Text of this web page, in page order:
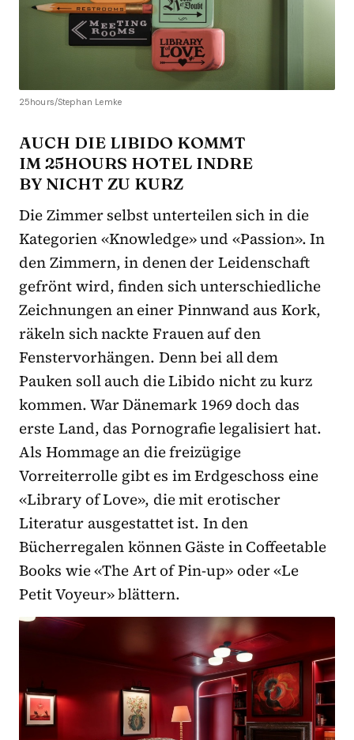
25hours/Stephan Lemke
AUCH DIE LIBIDO KOMMT
IM 25HOURS HOTEL INDRE
BY NICHT ZU KURZ
Die Zimmer selbst unterteilen sich in die
Kategorien «Knowledge» und «Passion». In
den Zimmern, in denen der Leidenschaft
gefrönt wird, finden sich unterschiedliche
Zeichnungen an einer Pinnwand aus Kork,
räkeln sich nackte Frauen auf den
Fenstervorhängen. Denn bei all dem
Pauken soll auch die Libido nicht zu kurz
kommen. War Dänemark 1969 doch das
erste Land, das Pornografie legalisiert hat.
Als Hommage an die freizügige
Vorreiterrolle gibt es im Erdgeschoss eine
«Library of Love», die mit erotischer
Literatur ausgestattet ist. In den
Bücherregalen können Gäste in Coffeetable
Books wie «The Art of Pin-up» oder «Le
Petit Voyeur» blättern.